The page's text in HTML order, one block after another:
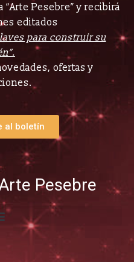
Pesebre” y recibirá
editados
para construir su
ofertas y
al boletín
Pesebre